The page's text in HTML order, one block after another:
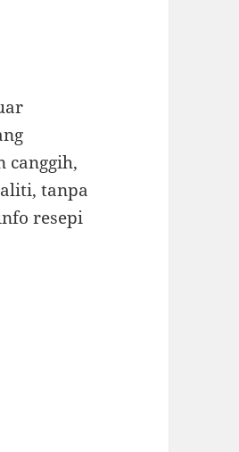
canggih,
tanpa
resepi